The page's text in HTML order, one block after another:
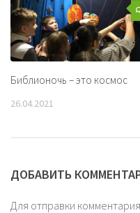
Библионочь – это космос
26.04.2021
ДОБАВИТЬ
Для отправки